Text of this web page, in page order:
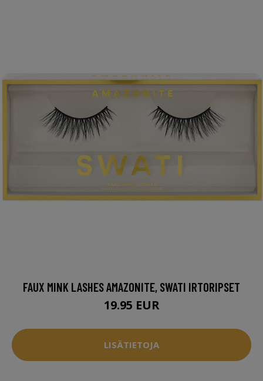
FAUX MINK LASHES AMAZONITE, SWATI IRTORIPSET
19.95 EUR
LISÄTIETOJA